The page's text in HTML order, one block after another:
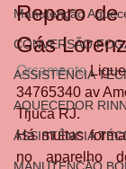
Manutenção
CONVERSÃO
ASSISTÊNCIA
AQUECEDOR
ASSISTÊNCIA
Reparo de
Gás
Orçamento
34765340 av
Tijuca RJ.
Há muitas